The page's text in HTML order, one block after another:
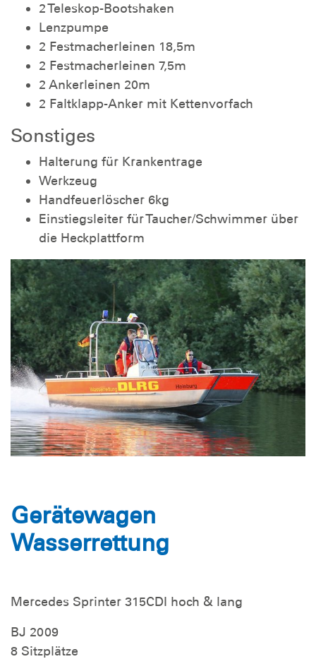
2 Teleskop-Bootshaken
Lenzpumpe
2 Festmacherleinen 18,5m
2 Festmacherleinen 7,5m
2 Ankerleinen 20m
2 Faltklapp-Anker mit Kettenvorfach
Sonstiges
Halterung für Krankentrage
Werkzeug
Handfeuerlöscher 6kg
Einstiegsleiter für Taucher/Schwimmer über
die Heckplattform
Gerätewagen
Wasserrettung
Mercedes Sprinter 315CDI hoch & lang
BJ 2009
8 Sitzplätze